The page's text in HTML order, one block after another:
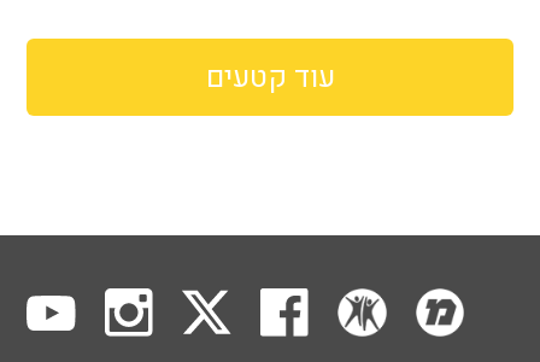
עוד קטעים